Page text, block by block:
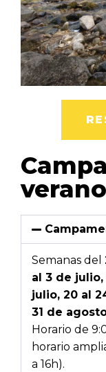
Semanas del
al 3 de julio,
julio, 20 al
31 de
Horario de
horario
a 16h).